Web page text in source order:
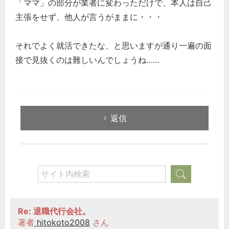
「ママ」の部分が業者に変わっただけで、本人は自己
主張をせず、他人が言うがままに・・・
それでよく就活できたな、と思いますが通り一遍の面
接で見抜くのは難しいんでしょうね……
返信
Re: 退職代行会社。
著者 hitokoto2008 さん